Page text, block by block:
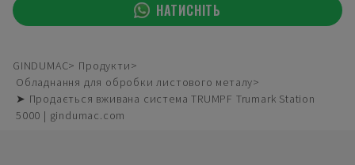
НАТИСНІТЬ
GINDUMAC
Продукти
Обладнання для обробки листового металу
➤ Продається вживана система TRUMPF Trumark Station
5000 | gindumac.com